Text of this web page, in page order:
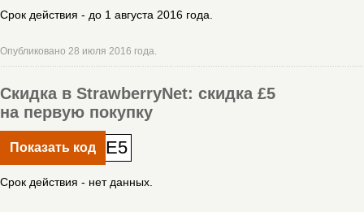
Срок действия - до 1 августа 2016 года.
Опубликовано 28 июля 2016 года.
Скидка в StrawberryNet: скидка £5
на первую покупку
Показать код E5
Срок действия - нет данных.